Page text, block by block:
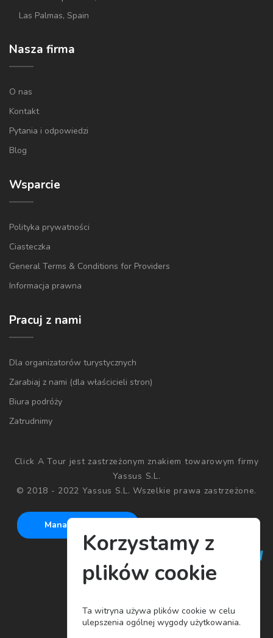
Las Palmas, Spain
Nasza firma
O nas
Kontakt
Pytania i odpowiedzi
Blog
Wsparcie
Polityka prywatności
Ciasteczka
General Terms & Conditions for Providers
Informacja prawna
Pracuj z nami
Dla organizatorów turystycznych
Zarabiaj z nami (dla właścicieli stron)
Biura podróży
Zatrudnimy
Click A Tour jest zastrzeżonym znakiem towarowym firmy
Yassus S.L.
© 2018 - 2022 Yassus S.L. Wszelkie prawa zastrzeżone.
Manage cookies
Korzystamy z
plików cookie
Ta witryna używa plików cookie w celu
ulepszenia ogólnej wygody użytkowania.